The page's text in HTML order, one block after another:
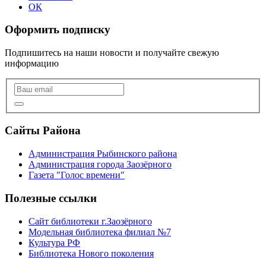
ОК
Оформить подписку
Подпишитесь на наши новости и получайте свежую
информацию
Сайты Района
Администрация Рыбинского района
Администрация города Заозёрного
Газета "Голос времени"
Полезные ссылки
Сайт библиотеки г.Заозёрного
Модельная библиотека филиал №7
Культура РФ
Библиотека Нового поколения